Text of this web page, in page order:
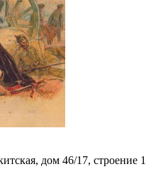
дом 46/17, строение 1